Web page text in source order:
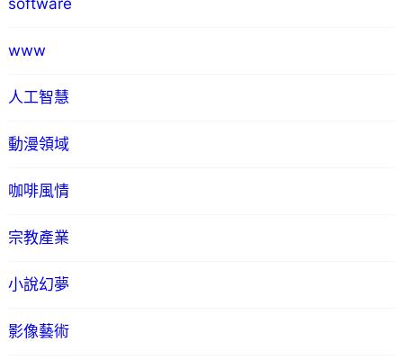
software
www
人工智慧
動漫領域
咖啡風情
宗教產業
小說幻夢
影像藝術